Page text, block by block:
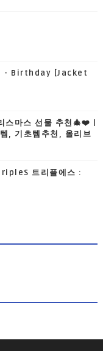
- Birthday [Jacket
스마스 선물 추천🎄❤️ |
, 기초템추천, 올리브
트리플에스 :